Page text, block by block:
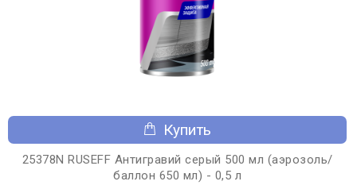
Купить
25378N RUSEFF Антигравий серый 500 мл (аэрозоль/
баллон 650 мл) - 0,5 л